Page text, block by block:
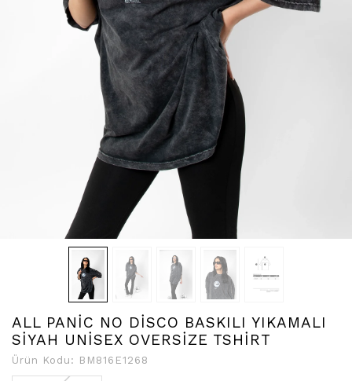
ALL PANİC NO DİSCO BASKILI YIKAMALI
SİYAH UNİSEX OVERSİZE TSHİRT
Ürün Kodu: BM816E1268